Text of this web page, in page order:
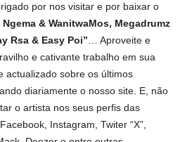
por nos visitar e por baixar o
& WanitwaMos, Megadrumz
Rsa & Easy Poi”… Aproveite e
e cativante trabalho em sua
actualizado sobre os últimos
diariamente o nosso site. E, não
o artista nos seus perfis das
Instagram, Twiter “X”,